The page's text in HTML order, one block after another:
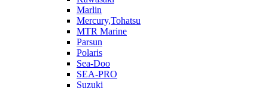
Marlin
Mercury,Tohatsu
MTR Marine
Parsun
Polaris
Sea-Doo
SEA-PRO
Suzuki